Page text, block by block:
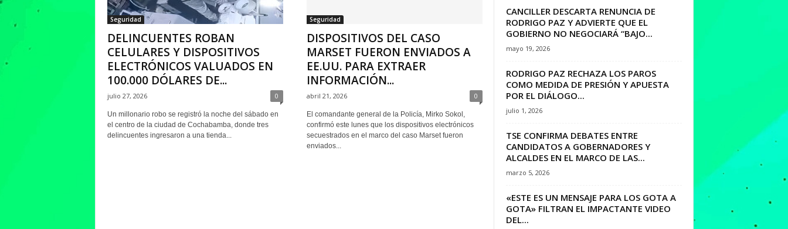
Seguridad
DELINCUENTES ROBAN
CELULARES Y DISPOSITIVOS
ELECTRÓNICOS VALUADOS EN
100.000 DÓLARES DE...
julio 27, 2026 0
Un millonario robo se registró la noche del sábado en
el centro de la ciudad de Cochabamba, donde tres
delincuentes ingresaron a una tienda...
Seguridad
DISPOSITIVOS DEL CASO
MARSET FUERON ENVIADOS A
EE.UU. PARA EXTRAER
INFORMACIÓN...
abril 21, 2026 0
El comandante general de la Policía, Mirko Sokol,
confirmó este lunes que los dispositivos electrónicos
secuestrados en el marco del caso Marset fueron
enviados...
CANCILLER DESCARTA RENUNCIA DE
RODRIGO PAZ Y ADVIERTE QUE EL
GOBIERNO NO NEGOCIARÁ “BAJO...
mayo 19, 2026
RODRIGO PAZ RECHAZA LOS PAROS
COMO MEDIDA DE PRESIÓN Y APUESTA
POR EL DIÁLOGO...
julio 1, 2026
TSE CONFIRMA DEBATES ENTRE
CANDIDATOS A GOBERNADORES Y
ALCALDES EN EL MARCO DE LAS...
marzo 5, 2026
«ESTE ES UN MENSAJE PARA LOS GOTA A
GOTA» FILTRAN EL IMPACTANTE VIDEO
DEL...